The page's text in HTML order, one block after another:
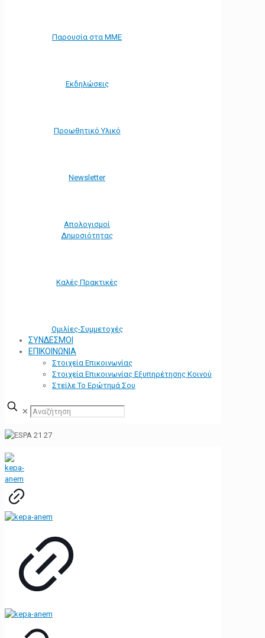
Παρουσία στα ΜΜΕ
Εκδηλώσεις
Προωθητικό Υλικό
Νewsletter
Απολογισμοί
Δημοσιότητας
Καλές Πρακτικές
Ομιλίες-Συμμετοχές
ΣΥΝΔΕΣΜΟΙ
ΕΠΙΚΟΙΝΩΝΙΑ
Στοιχεία Επικοινωνίας
Στοιχεία Επικοινωνίας Εξυπηρέτησης Κοινού
Στείλε Το Ερώτημά Σου
✕